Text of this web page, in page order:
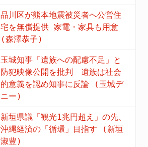
品川区が熊本地震被災者へ公営住
宅を無償提供 家電・家具も用意
(森澤恭子)
玉城知事「遺族への配慮不足」と
防犯映像公開を批判 遺族は社会
的意義を認め知事に反論 (玉城デ
ニー)
新垣県議「観光1兆円超え」の先、
沖縄経済の「循環」目指す (新垣
淑豊)